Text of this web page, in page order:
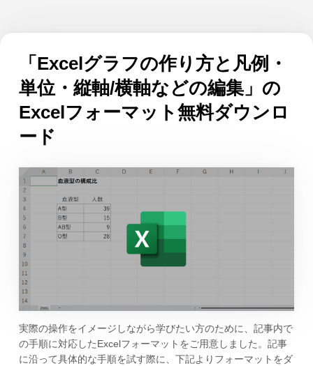
「Excelグラフの作り方と凡例・
単位・縦軸/横軸などの編集」の
Excelフォーマット無料ダウンロ
ード
実際の操作をイメージしながら学びたい方のために、記事内で
の手順に対応したExcelフォーマットをご用意しました。記事
に沿って具体的な手順を試す際に、下記よりフォーマットをダ